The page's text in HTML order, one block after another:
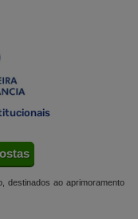
destinados ao aprimoramento